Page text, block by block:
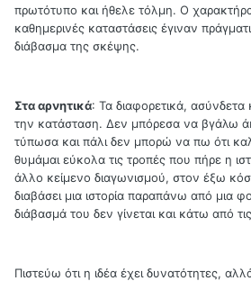
πρωτότυπο και ήθελε τόλμη. Ο
καθημερινές καταστάσεις έγιναν
διάβασμα της σκέψης.
Στα αρνητικά: Τα διαφορετικά,
την κατάσταση. Δεν μπόρεσα να βγάλω
τύπωσα και πάλι δεν μπορώ να πω ότι
θυμάμαι εύκολα τις τροπές που πήρε η
άλλο κείμενο διαγωνισμού, στον έξω
διαβάσει μια ιστορία παραπάνω από μια
διάβασμά του δεν γίνεται και κάτω από
Πιστεύω ότι η ιδέα έχει δυνατότητες,